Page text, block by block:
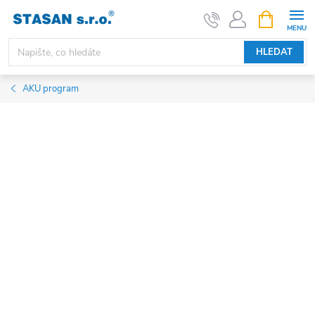
obsah
HLEDAT
NÁKUPNÍ
KOŠÍK
AKU program